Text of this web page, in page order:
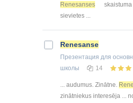
Renesanses
sievietes ...
Renesanse
Презентация для
школы
14
... audumus. Zinātne.
zinātniekus interesēja ...